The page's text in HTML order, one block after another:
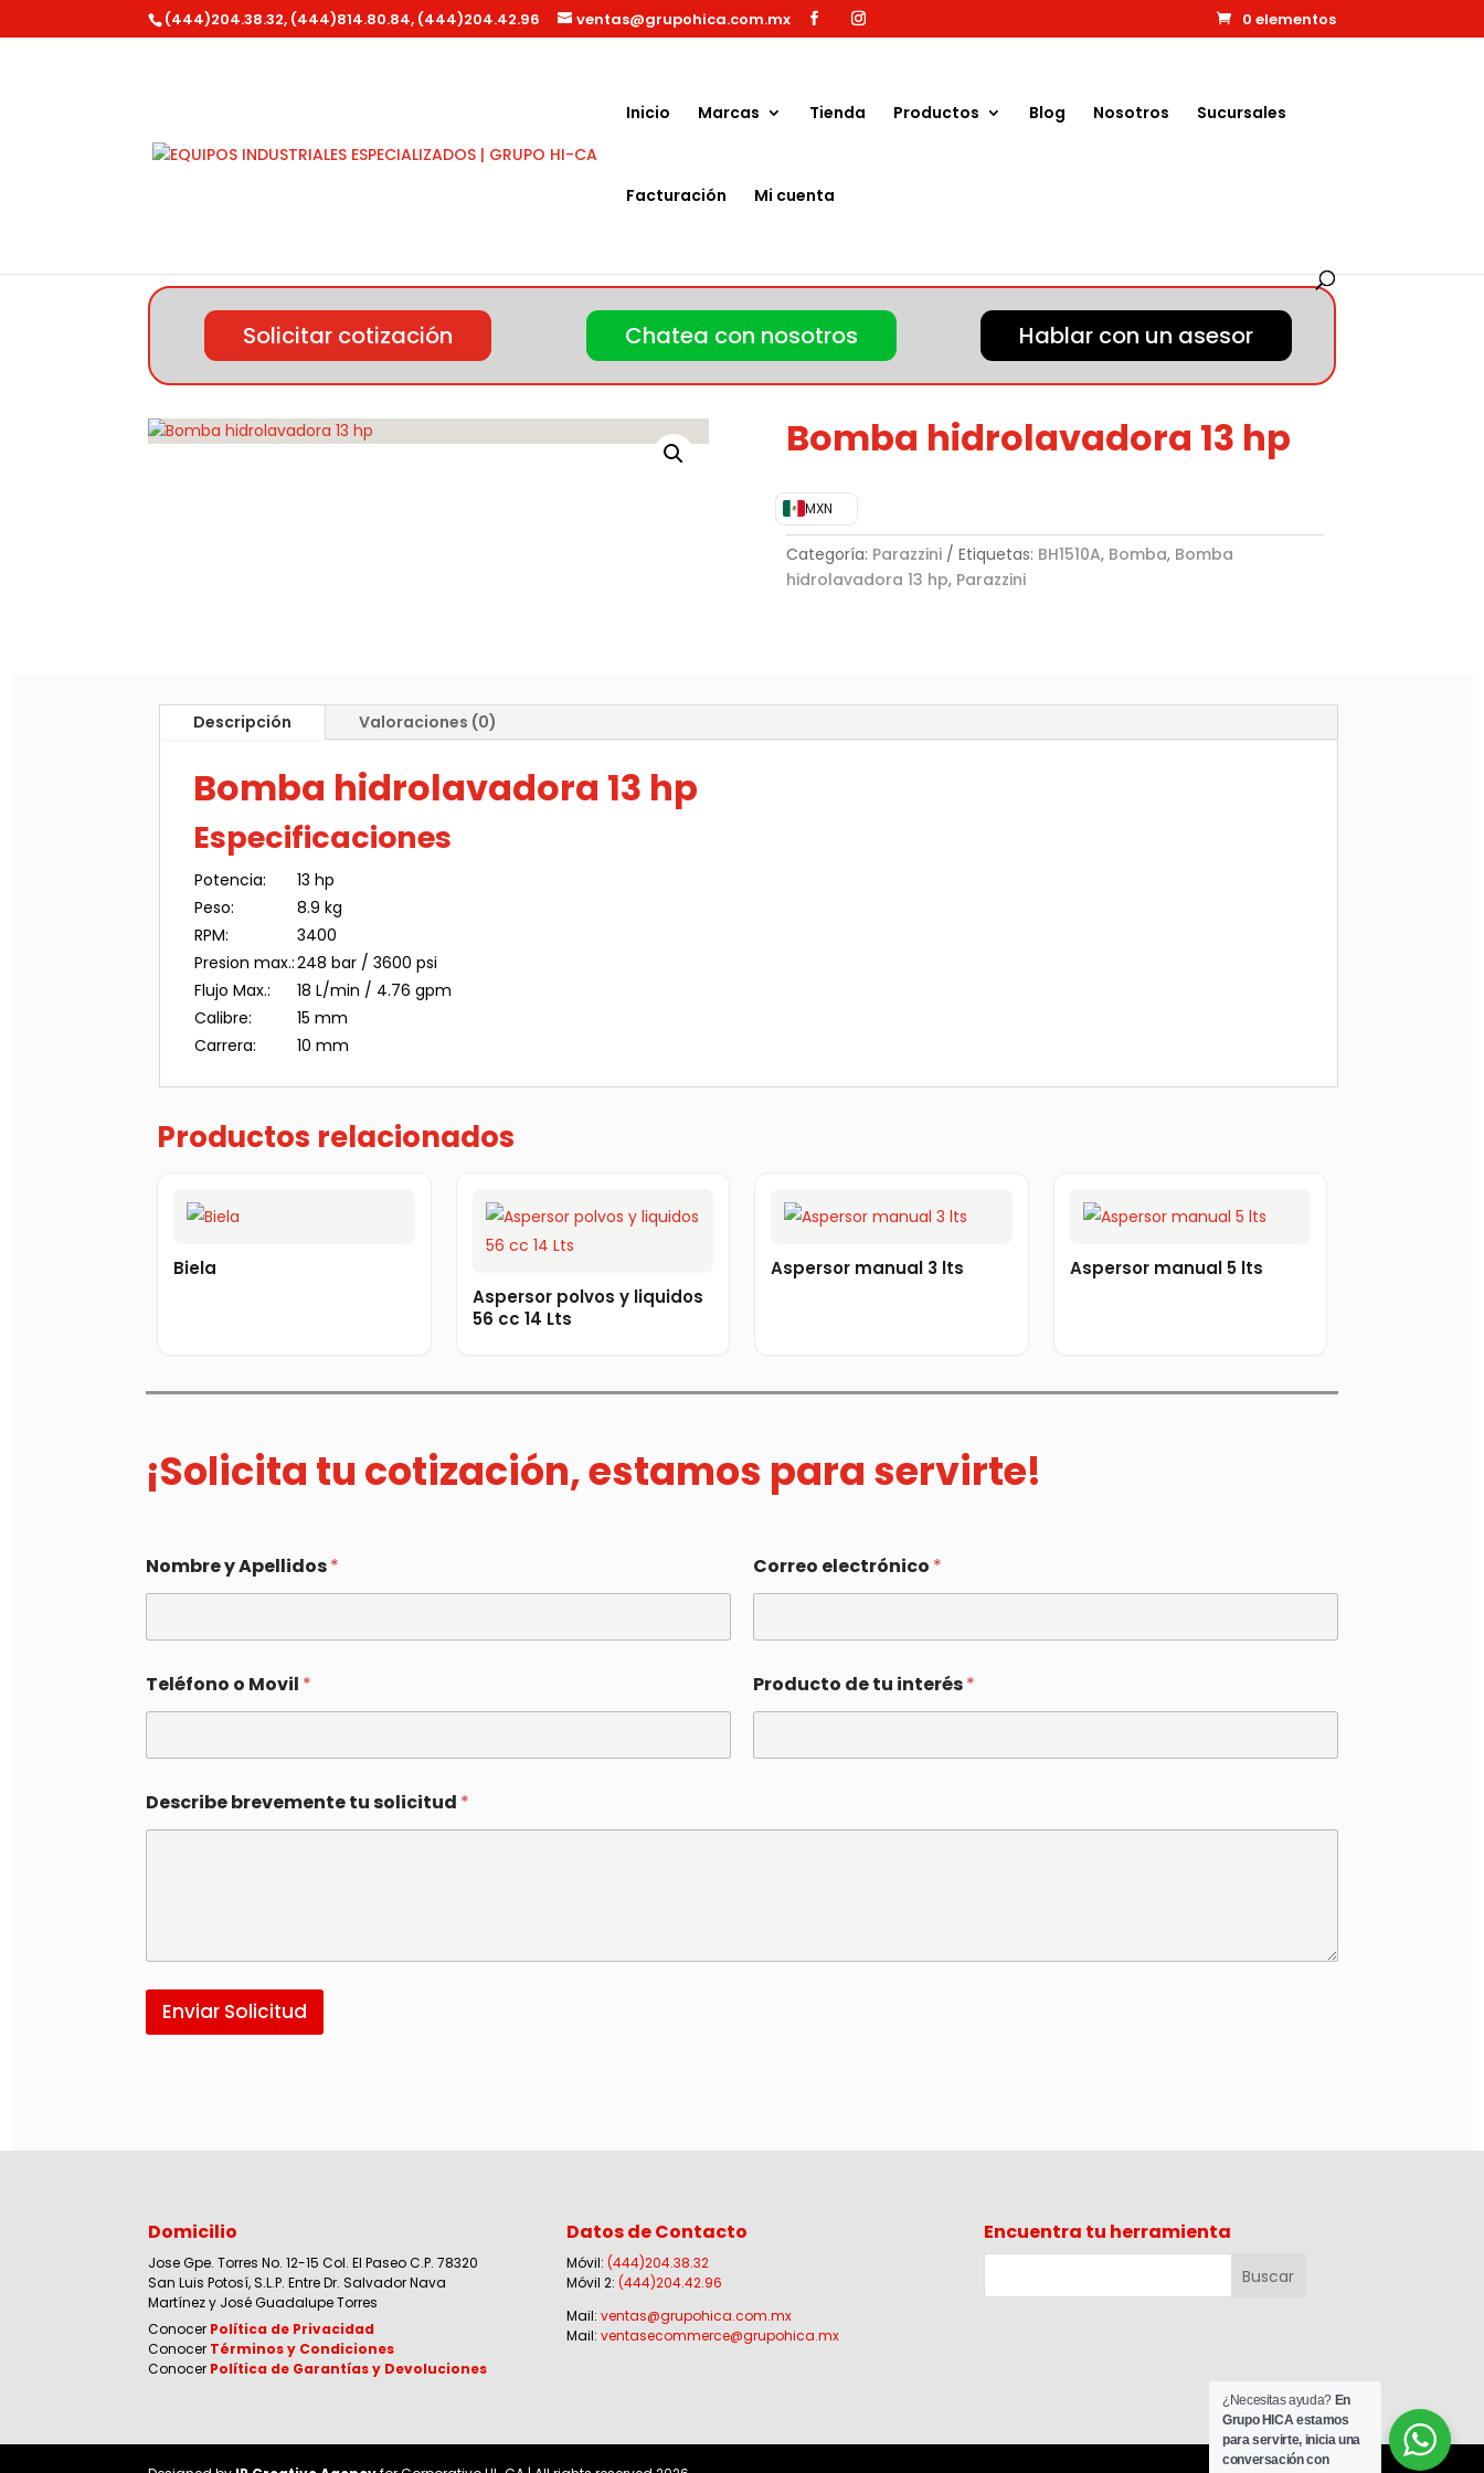
(444)204.38.32, (444)814.80.84, (444)204.42.96 ventas@grupohica.com.mx 0 elementos
Inicio Marcas Tienda Productos Blog Nosotros Sucursales
Facturación Mi cuenta
Búsqueda
Solicitar cotización Chatea con nosotros Hablar con un asesor
Bomba hidrolavadora 13 hp
MXN
Categoría: Parazzini Etiquetas: BH1510A, Bomba, Bomba
hidrolavadora 13 hp, Parazzini
Descripción Valoraciones (0)
Bomba hidrolavadora 13 hp
Especificaciones
Potencia:
13 hp
Peso:
8.9 kg
RPM:
3400
Presion max.:248 bar / 3600 psi
Flujo Max.:
18 L/min / 4.76 gpm
Calibre:
15 mm
Carrera:
10 mm
Productos relacionados
Biela
Aspersor polvos y liquidos
56 cc 14 Lts
Aspersor manual 3 lts Aspersor manual 5 lts
¡Solicita tu cotización, estamos para servirte!
Nombre y Apellidos* Correo electrónico *
Teléfono o Movil * Producto de tu interés*
Describe brevemente tu solicitud *
Enviar Solicitud
Domicilio
Jose Gpe. Torres No. 12-15 Col. El Paseo C.P. 78320
San Luis Potosí, S.L.P. Entre Dr. Salvador Nava
Martínez y José Guadalupe Torres
Conocer Política de Privacidad
Conocer Términos y Condiciones
Conocer Política de Garantías y Devoluciones
Datos de Contacto
Móvil: (444)204.38.32
Móvil 2: (444)204.42.96
Mail: ventas@grupohica.com.mx
Mail: ventasecommerce@grupohica.mx
Encuentra tu herramienta
¿Necesitas ayuda? En
Grupo HICA estamos
para servirte, inicia una
conversación con